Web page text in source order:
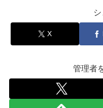
X
管理者